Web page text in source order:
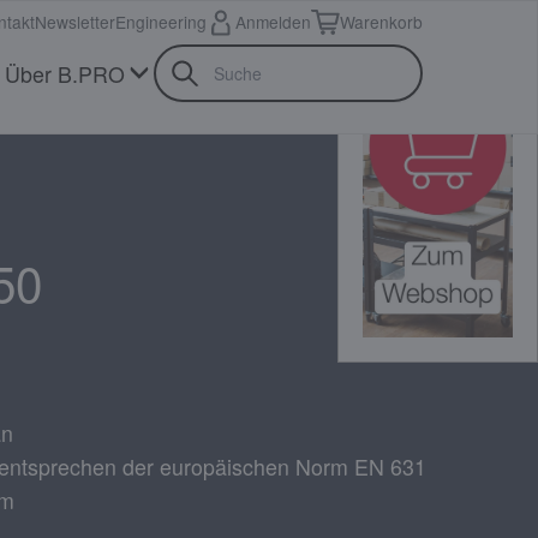
Über B.PRO
NewsletterEngineering Anmelden Warenkorb
der europäischen Norm EN 631